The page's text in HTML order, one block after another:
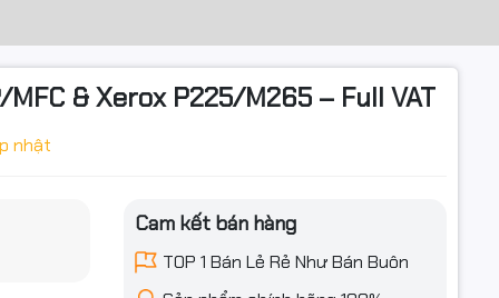
& Xerox P225/M265 – Full VAT
nhật
Cam kết bán hàng
TOP 1 Bán Lẻ Rẻ Như Bán Buôn
MFC &
ưu đãi